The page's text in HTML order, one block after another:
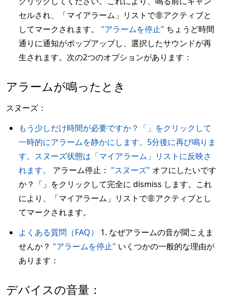
セルされ、「マイアラーム」リストで非アクティブと
してマークされます。 "アラームを停止" ちょうど時間
通りに通知がポップアップし、選択したサウンドが再
生されます。次の2つのオプションがあります：
アラームが鳴ったとき
スヌーズ：
もう少しだけ時間が必要ですか？「」をクリックして
一時的にアラームを静かにします。5分後に再び鳴りま
す。スヌーズ状態は「マイアラーム」リストに反映さ
れます。
アラーム停止： "スヌーズ" オフにしたいです
か？「」をクリックして完全に dismiss します。これ
により、「マイアラーム」リストで非アクティブとし
てマークされます。
よくある質問（FAQ）
1. なぜアラームの音が聞こえま
せんか？ "アラームを停止" いくつかの一般的な理由が
あります：
デバイスの音量：